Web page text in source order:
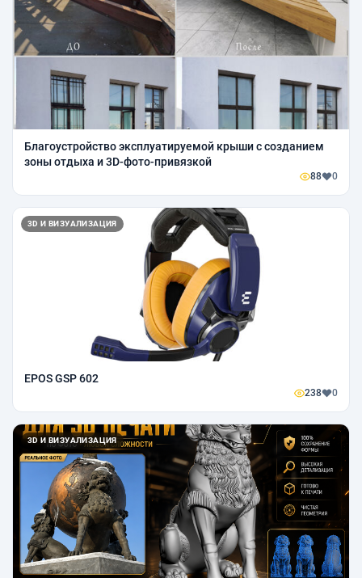
Благоустройство эксплуатируемой крыши с созданием
зоны отдыха и 3D-фото-привязкой
88 0
3D И ВИЗУАЛИЗАЦИЯ
EPOS GSP 602
238 0
3D И ВИЗУАЛИЗАЦИЯ